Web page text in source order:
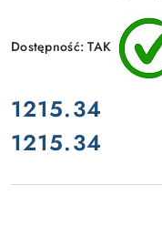
Dostępność:TAK
cena:
1215.34
Cena:
1215.34